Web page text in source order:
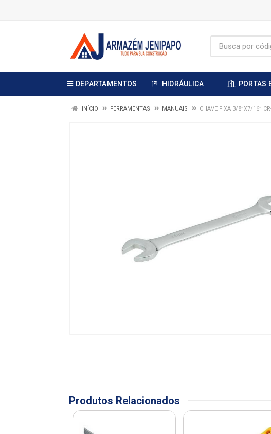
DEPARTAMENTOS HIDRÁULICA PORTAS
INÍCIO FERRAMENTAS MANUAIS CHAVE FIXA 3/8”X7/16”
Produtos Relacionados